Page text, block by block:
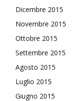
Dicembre 2015
Novembre 2015
Ottobre 2015
Settembre 2015
Agosto 2015
Luglio 2015
Giugno 2015